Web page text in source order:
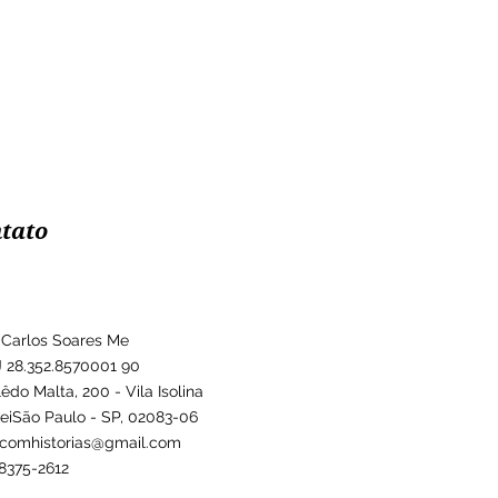
Carlos Soares Me
28.352.8570001 90
Malta, 200 - Vila Isolina
Paulo - SP, 02083-06
2612